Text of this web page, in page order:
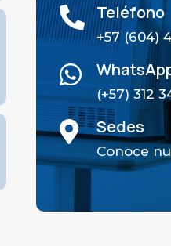
 Teléfono
+57 (604)

(+57) 312
 Sedes
Conoce